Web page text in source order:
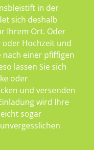
in der
sich deshalb
Ihrem Ort. Oder
oder Hochzeit und
nach einer pfiffigen
lassen Sie sich
oder
und versenden
wird Ihre
sogar